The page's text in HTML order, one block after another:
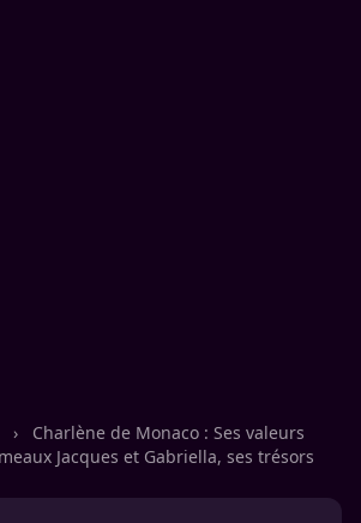
›
Charlène de Monaco : Ses valeurs
Jacques et Gabriella, ses trésors